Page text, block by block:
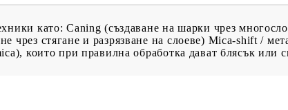
като: Caning (създаване на шарки чрез
чрез стягане и разрязване на слоеве) Mica-shift /
които при правилна обработка дават блясък или